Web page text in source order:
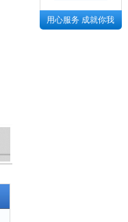
用心服务 成就你我